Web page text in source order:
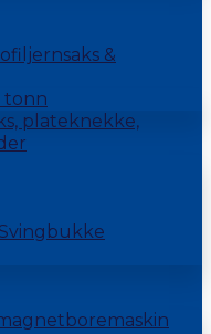
&
tonn
plateknekke,